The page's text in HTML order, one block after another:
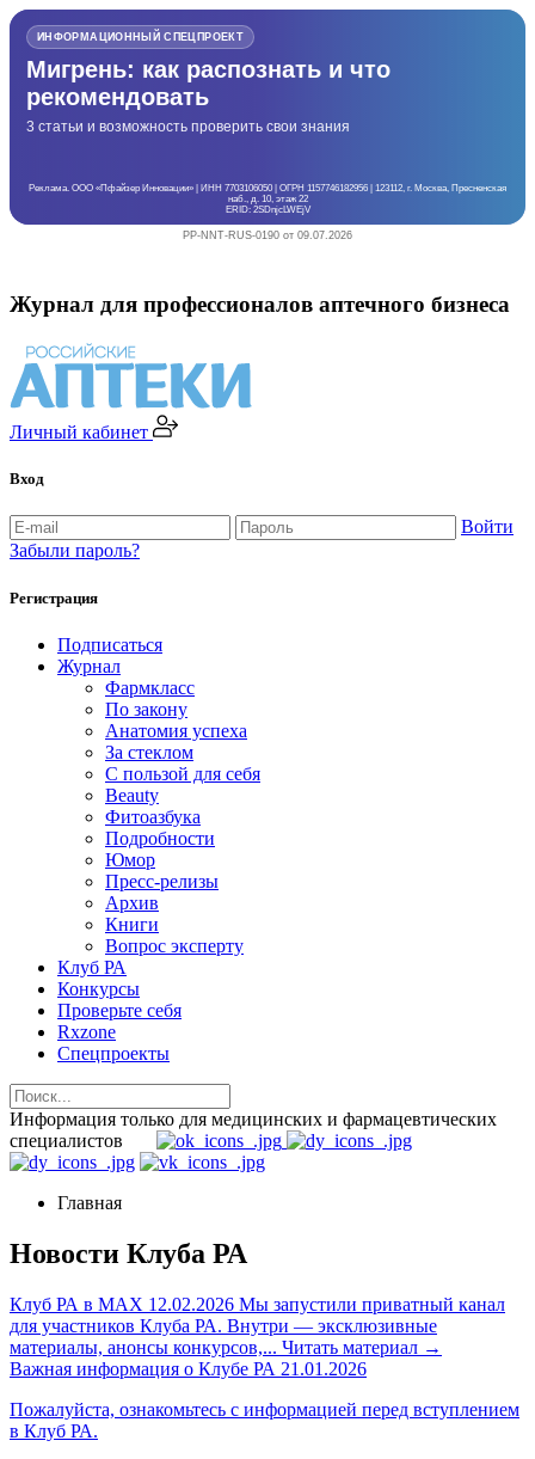
ИНФОРМАЦИОННЫЙ СПЕЦПРОЕКТ
Мигрень: как распознать и что
рекомендовать
3 статьи и возможность проверить свои знания
Реклама. ООО «Пфайзер Инновации» | ИНН 7703106050 | ОГРН 1157746182956 | 123112, г. Москва, Пресненская
наб., д. 10, этаж 22
ERID: 2SDnjcLWEjV
PP-NNT-RUS-0190 от 09.07.2026
Журнал для профессионалов аптечного бизнеса
Личный кабинет
Вход
Войти
Забыли пароль?
Регистрация
Подписаться
Журнал
Фармкласс
По закону
Анатомия успеха
За стеклом
С пользой для себя
Beauty
Фитоазбука
Подробности
Юмор
Пресс-релизы
Архив
Книги
Вопрос эксперту
Клуб РА
Конкурсы
Проверьте себя
Rxzone
Спецпроекты
Информация только для медицинских и фармацевтических
специалистов
Главная
Новости Клуба РА
Клуб РА в MAX 12.02.2026 Мы запустили приватный канал
для участников Клуба РА. Внутри — эксклюзивные
материалы, анонсы конкурсов,... Читать материал →
Важная информация о Клубе РА 21.01.2026
Пожалуйста, ознакомьтесь с информацией перед вступлением
в Клуб РА.